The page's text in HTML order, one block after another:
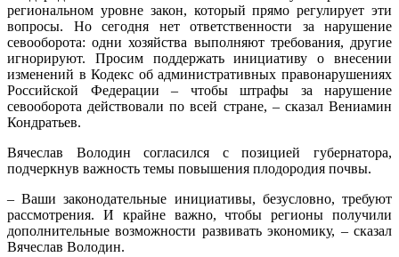
региональном уровне закон, который прямо регулирует эти
вопросы. Но сегодня нет ответственности за нарушение
севооборота: одни хозяйства выполняют требования, другие
игнорируют. Просим поддержать инициативу о внесении
изменений в Кодекс об административных правонарушениях
Российской Федерации – чтобы штрафы за нарушение
севооборота действовали по всей стране, – сказал Вениамин
Кондратьев.
Вячеслав Володин согласился с позицией губернатора,
подчеркнув важность темы повышения плодородия почвы.
– Ваши законодательные инициативы, безусловно, требуют
рассмотрения. И крайне важно, чтобы регионы получили
дополнительные возможности развивать экономику, – сказал
Вячеслав Володин.